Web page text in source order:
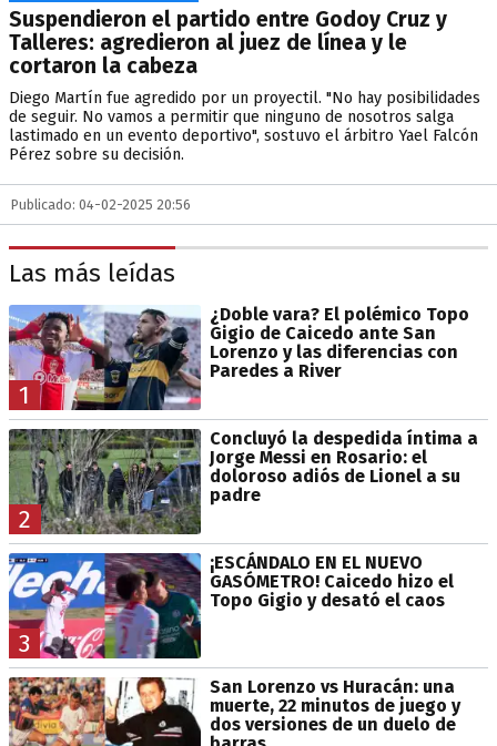
Suspendieron el partido entre Godoy Cruz y
Talleres: agredieron al juez de línea y le
cortaron la cabeza
Diego Martín fue agredido por un proyectil. "No hay posibilidades
de seguir. No vamos a permitir que ninguno de nosotros salga
lastimado en un evento deportivo", sostuvo el árbitro Yael Falcón
Pérez sobre su decisión.
Publicado: 04-02-2025 20:56
Las más leídas
1
¿Doble vara? El polémico Topo
Gigio de Caicedo ante San
Lorenzo y las diferencias con
Paredes a River
2
Concluyó la despedida íntima a
Jorge Messi en Rosario: el
doloroso adiós de Lionel a su
padre
3
¡ESCÁNDALO EN EL NUEVO
GASÓMETRO! Caicedo hizo el
Topo Gigio y desató el caos
San Lorenzo vs Huracán: una
muerte, 22 minutos de juego y
dos versiones de un duelo de